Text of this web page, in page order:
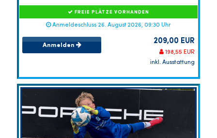
FREIE PLÄTZE VORHANDEN
Anmeldeschluss 26. August 2026, 09:30 Uhr
Anmelden 209,00 EUR
198,55 EUR
inkl. Ausstattung